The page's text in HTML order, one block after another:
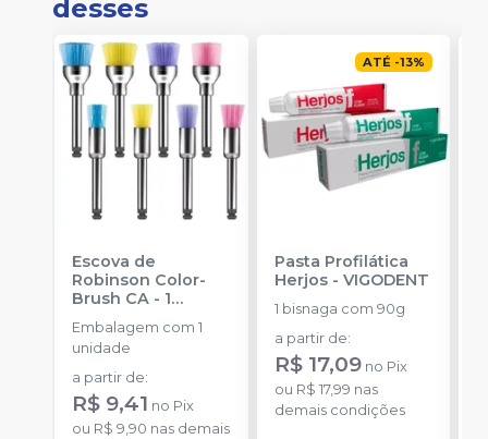
desses
Escova de
Robinson Color-
Brush CA - 1
unidade
AMERICAN BURRS
Embalagem com 1
unidade
a partir de:
R$ 9,41 no Pix
ou R$ 9,90 nas demais
ATÉ -13%
Pasta Profilática
Herjos- VIGODENT
1 bisnaga com 90g
a partir de:
R$ 17,09 no Pix
ou R$ 17,99 nas
demais condições